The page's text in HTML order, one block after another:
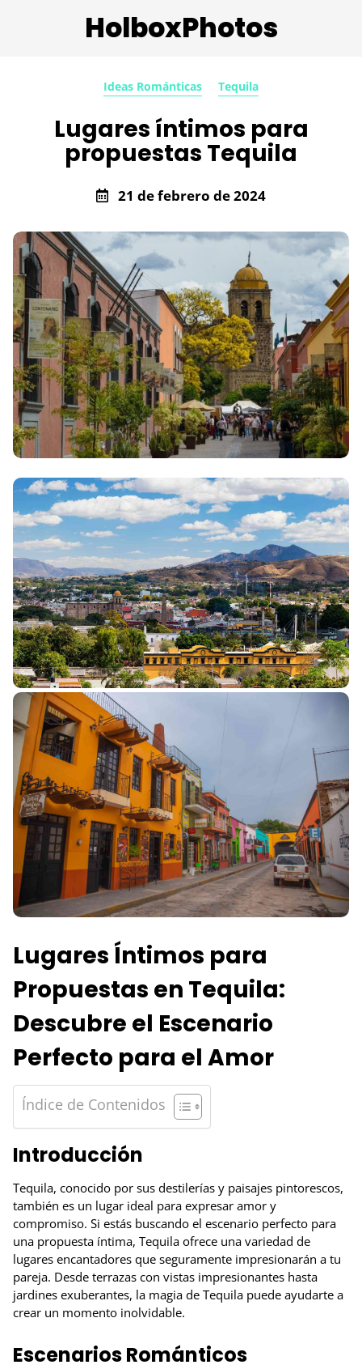
HolboxPhotos
Ideas Románticas Tequila
Lugares íntimos para
propuestas Tequila
21 de febrero de 2024
Lugares Íntimos para
Propuestas en Tequila:
Descubre el Escenario
Perfecto para el Amor
Índice de Contenidos
Introducción
Tequila, conocido por sus destilerías y paisajes pintorescos,
también es un lugar ideal para expresar amor y
compromiso. Si estás buscando el escenario perfecto para
una propuesta íntima, Tequila ofrece una variedad de
lugares encantadores que seguramente impresionarán a tu
pareja. Desde terrazas con vistas impresionantes hasta
jardines exuberantes, la magia de Tequila puede ayudarte a
crear un momento inolvidable.
Escenarios Románticos